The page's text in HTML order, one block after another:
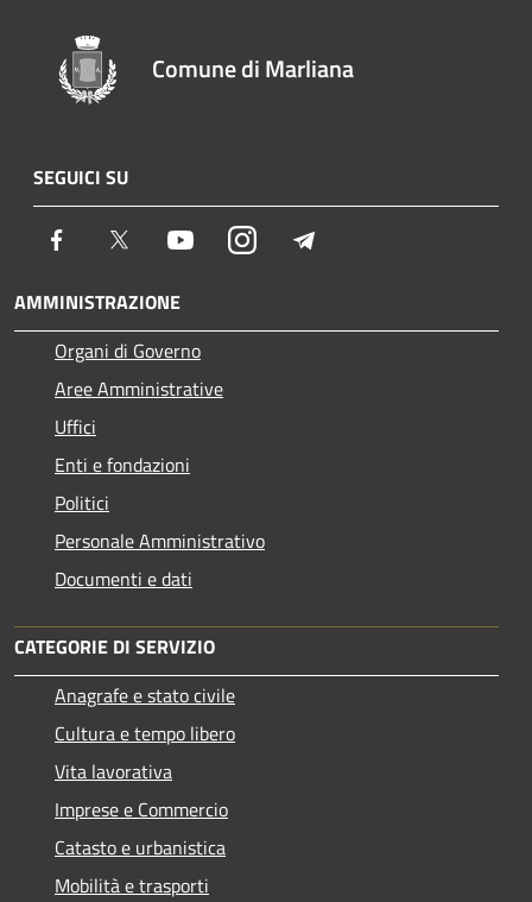
Comune di Marliana
SEGUICI SU
Facebook Twitter YoutubeInstagram
AMMINISTRAZIONE
Organi di Governo
Aree Amministrative
Uffici
Enti e fondazioni
Politici
Personale Amministrativo
Documenti e dati
CATEGORIE DI SERVIZIO
Anagrafe e stato civile
Cultura e tempo libero
Vita lavorativa
Imprese e Commercio
Catasto e urbanistica
Mobilità e trasporti